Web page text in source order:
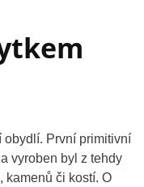
obydlí. První primitivní
vyroben byl z tehdy
kamenů či kostí. O